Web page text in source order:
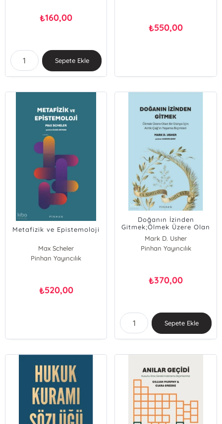
₺160,00
Sepete Ekle
₺550,00
Metafizik ve Epistemoloji
Max Scheler
Pinhan Yayıncılık
₺520,00
Doğanın İzinden
Gitmek;Ölmek Üzere Olan
Bir Dünya İçin Antik
Çağ’ın Yaşama Biçimleri
Mark D. Usher
Pinhan Yayıncılık
₺370,00
Sepete Ekle